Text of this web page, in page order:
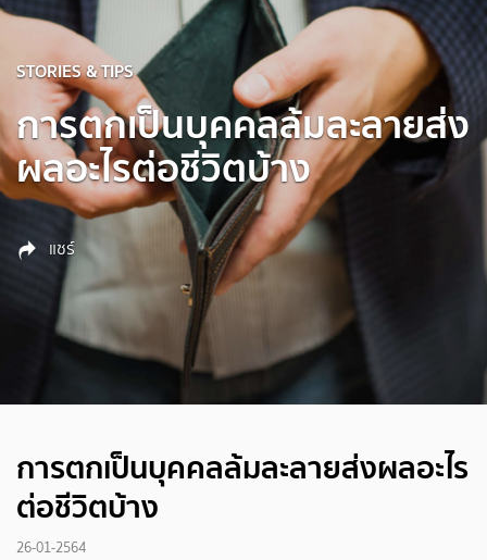
STORIES & TIPS
การตกเป็นบุคคลล้มละลายส่ง
ผลอะไรต่อชีวิตบ้าง
แชร์
การตกเป็นบุคคลล้มละลายส่งผลอะไร
ต่อชีวิตบ้าง
26-01-2564